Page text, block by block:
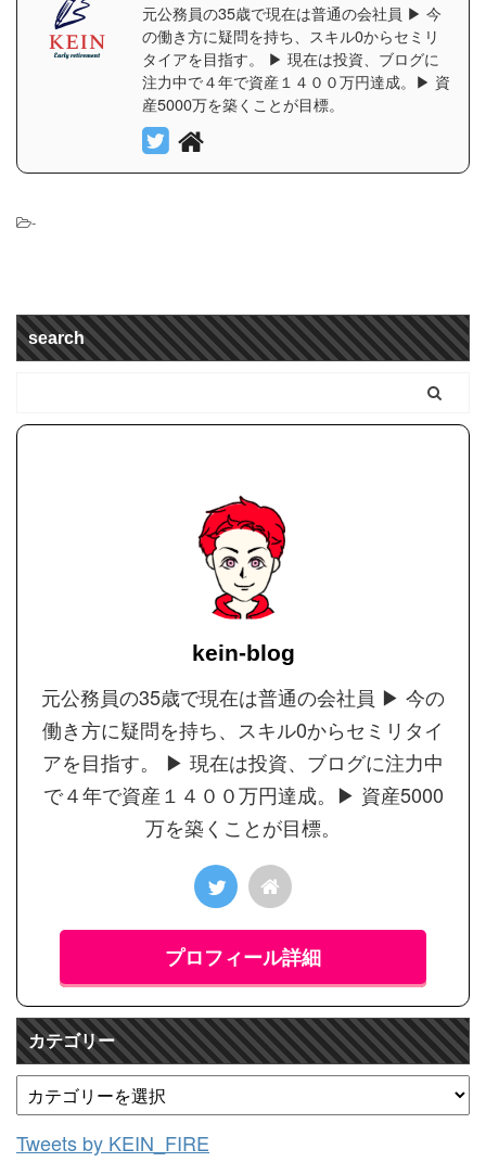
元公務員の35歳で現在は普通の会社員 ▶︎ 今
の働き方に疑問を持ち、スキル0からセミリ
タイアを目指す。 ▶︎ 現在は投資、ブログに
注力中で４年で資産１４００万円達成。▶︎ 資
産5000万を築くことが目標。
-
search
kein-blog
元公務員の35歳で現在は普通の会社員 ▶︎ 今の
働き方に疑問を持ち、スキル0からセミリタイ
アを目指す。 ▶︎ 現在は投資、ブログに注力中
で４年で資産１４００万円達成。▶︎ 資産5000
万を築くことが目標。
プロフィール詳細
カテゴリー
Tweets by KEIN_FIRE